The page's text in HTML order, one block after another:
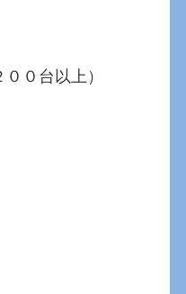
０台以上）